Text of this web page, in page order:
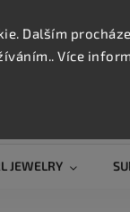
Dalším
Více
JEWELRY